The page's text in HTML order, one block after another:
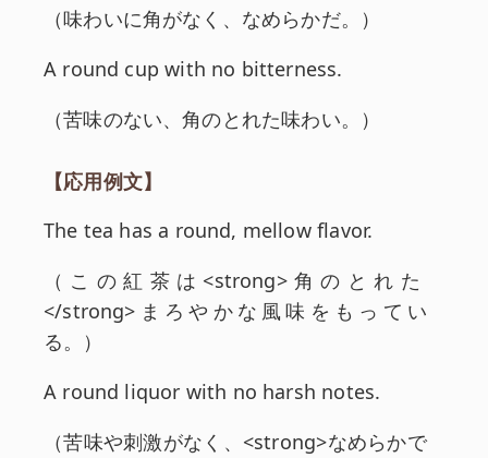
和訳:
（味わいに角がなく、なめらかだ。
）
英文:
A round cup with no bitterness.
和訳:
（苦味のない、角のとれた味わい。 ）
【応用例文】
英文:
The tea has a round, mellow flavor.
和訳:
（ この紅茶は<strong>角のとれた
</strong>まろやかな風味をもってい
る。
）
英文:
A round liquor with no harsh notes.
和訳:
（苦味や刺激がなく、<strong>なめらかで